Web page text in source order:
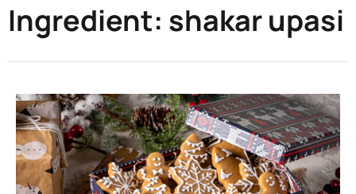
Ingredient: shakar upasi